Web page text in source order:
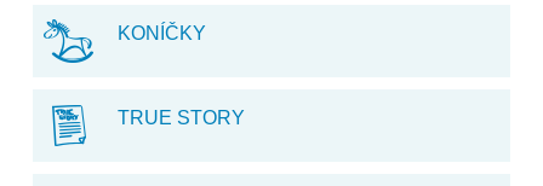
KONÍČKY
TRUE STORY